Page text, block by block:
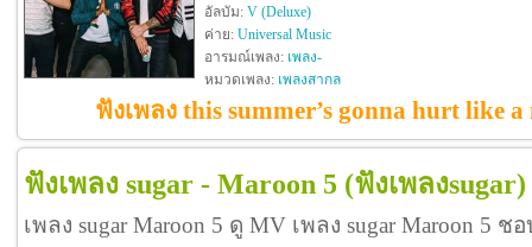
อัลบัม: V (Deluxe)
ค่าย: Universal Music
อารมณ์เพลง: เพลง-
หมวดเพลง: เพลงสากล
ฟังเพลง this summer’s gonna hurt like
ฟังเพลง sugar - Maroon 5 (ฟังเพลงsugar)
เพลง sugar Maroon 5 ดู MV เพลง sugar Maroon 5 ช